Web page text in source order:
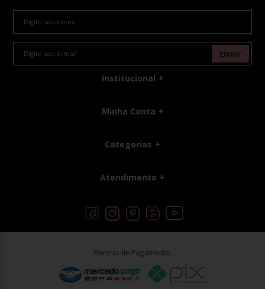
Enviar
Institucional
Minha Conta
Categorias
Atendimento
Formas de Pagamento